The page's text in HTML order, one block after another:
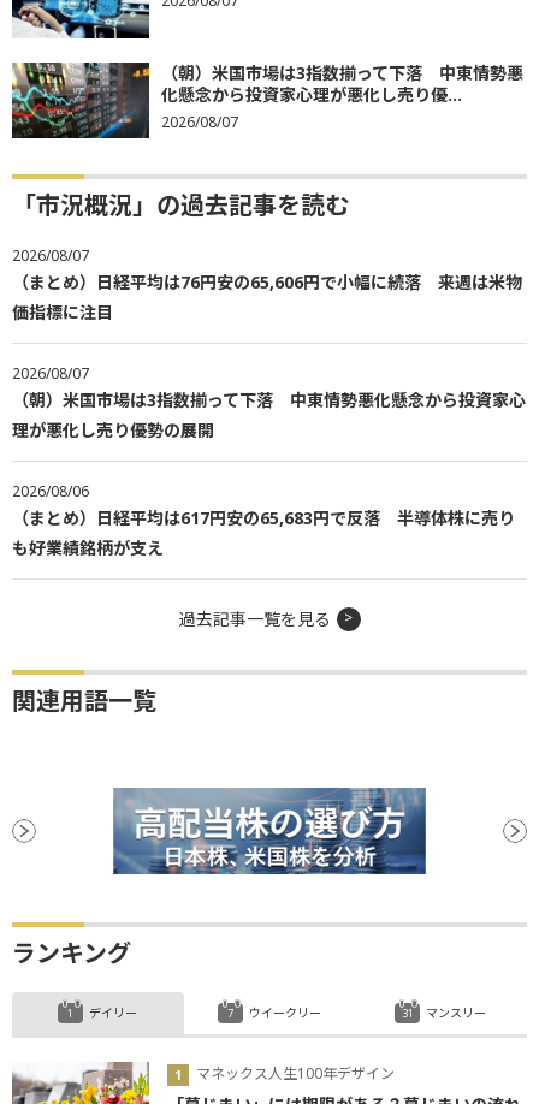
（朝）米国市場は3指数揃って下落 中東情勢悪
化懸念から投資家心理が悪化し売り優...
2026/08/07
「市況概況」の過去記事を読む
2026/08/07
（まとめ）日経平均は76円安の65,606円で小幅に続落 来週は米物
価指標に注目
2026/08/07
（朝）米国市場は3指数揃って下落 中東情勢悪化懸念から投資家心
理が悪化し売り優勢の展開
2026/08/06
（まとめ）日経平均は617円安の65,683円で反落 半導体株に売り
も好業績銘柄が支え
過去記事一覧を見る
関連用語一覧
ランキング
デイリー
マネックス人生100年デザイン
ウイークリー マンスリー